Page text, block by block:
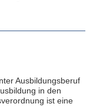
Ausbildungsberuf
in den
ist eine